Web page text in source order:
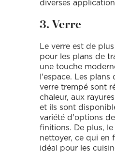
diverses
3. Verre
Le verre est de
pour les plans de
une touche
l'espace. Les plans
verre trempé sont
chaleur, aux
et ils sont
variété d'options
finitions. De plus,
nettoyer, ce qui en
idéal pour les